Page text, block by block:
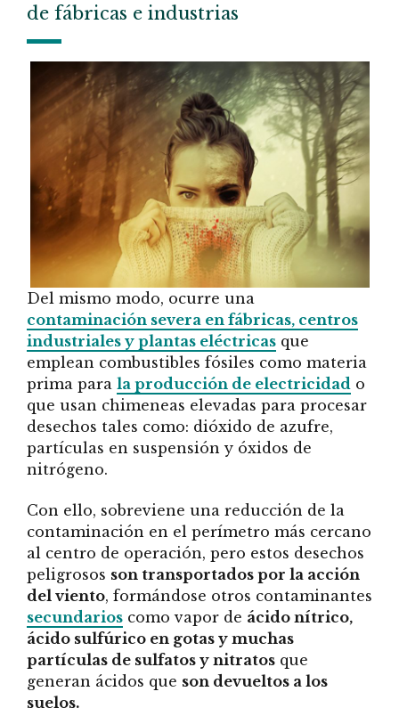
de fábricas e industrias
Del mismo modo, ocurre una
contaminación severa en fábricas, centros
industriales y plantas eléctricas que
emplean combustibles fósiles como materia
prima para la producción de electricidad o
que usan chimeneas elevadas para procesar
desechos tales como: dióxido de azufre,
partículas en suspensión y óxidos de
nitrógeno.
Con ello, sobreviene una reducción de la
contaminación en el perímetro más cercano
al centro de operación, pero estos desechos
peligrosos son transportados por la acción
del viento, formándose otros contaminantes
secundarios como vapor de ácido nítrico,
ácido sulfúrico en gotas y muchas
partículas de sulfatos y nitratos que
generan ácidos que son devueltos a los
suelos.